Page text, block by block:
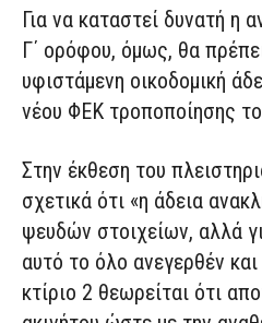
Για να καταστεί δυνατή η
Γ΄ ορόφου, όμως, θα
υφιστάμενη οικοδομική
νέου ΦΕΚ τροποποίησης
Στην έκθεση του
σχετικά ότι «η άδεια
ψευδών στοιχείων, αλλά
αυτό το όλο ανεγερθέν
κτίριο 2 θεωρείται ότι